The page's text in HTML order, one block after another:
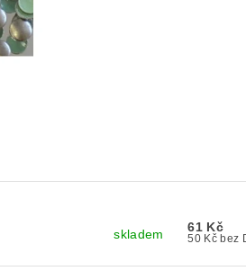
skladem 61 Kč
50 Kč